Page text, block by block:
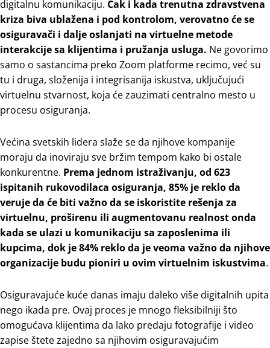
digitalnu komunikaciju. Čak i kada trenutna zdravstvena
kriza biva ublažena i pod kontrolom, verovatno će se
osiguravači i dalje oslanjati na virtuelne metode
interakcije sa klijentima i pružanja usluga. Ne govorimo
samo o sastancima preko Zoom platforme recimo, već su
tu i druga, složenija i integrisanija iskustva, uključujući
virtuelnu stvarnost, koja će zauzimati centralno mesto u
procesu osiguranja.
Većina svetskih lidera slaže se da njihove kompanije
moraju da inoviraju sve bržim tempom kako bi ostale
konkurentne. Prema jednom istraživanju, od 623
ispitanih rukovodilaca osiguranja, 85% je reklo da
veruje da će biti važno da se iskoristite rešenja za
virtuelnu, proširenu ili augmentovanu realnost onda
kada se ulazi u komunikaciju sa zaposlenima ili
kupcima, dok je 84% reklo da je veoma važno da njihove
organizacije budu pioniri u ovim virtuelnim iskustvima.
Osiguravajuće kuće danas imaju daleko više digitalnih upita
nego ikada pre. Ovaj proces je mnogo fleksibilniji što
omogućava klijentima da lako predaju fotografije i video
zapise štete zajedno sa njihovim osiguravajućim